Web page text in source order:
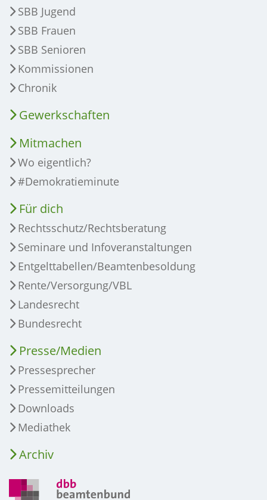
SBB Jugend
SBB Frauen
SBB Senioren
Kommissionen
Chronik
Gewerkschaften
Mitmachen
Wo eigentlich?
#Demokratieminute
Für dich
Rechtsschutz/Rechtsberatung
Seminare und Infoveranstaltungen
Entgelttabellen/Beamtenbesoldung
Rente/Versorgung/VBL
Landesrecht
Bundesrecht
Presse/Medien
Pressesprecher
Pressemitteilungen
Downloads
Mediathek
Archiv